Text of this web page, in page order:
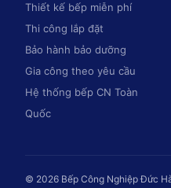
Thiết kế bếp miễn phí
Thi công lắp đặt
Bảo hành bảo dưỡng
Gia công theo yêu cầu
Hệ thống bếp CN Toàn
Quốc
© 2026 Bếp Công Nghiệp Đức